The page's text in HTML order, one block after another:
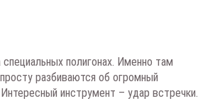
полигонах. Именно там
разбиваются об огромный
инструмент – удар встречки.